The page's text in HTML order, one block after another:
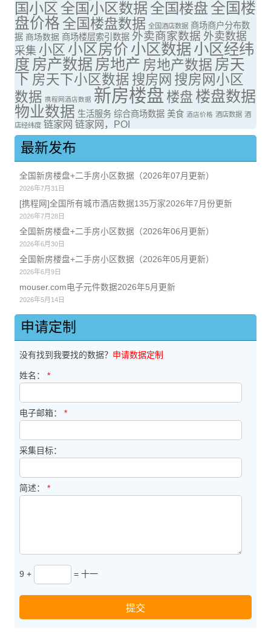
国小区 全国小区数据全国楼盘全国楼
盘价格 全国楼盘数据 全国酒店数据 商场商户分布数
据 商场数据 商场楼层索引数据 外卖商家数据 外卖数据
采集 小区 小区房价 小区数据小区经纬
度 房产数据 房地产 房地产数据 房天
下 房天下小区数据 搜房网 搜房网小区
数据 携程网酒店数据 新房楼盘 楼盘 楼盘数据
物业数据 生活服务 综合商场数据 美食 酒店价格 酒店数据 酒
店经纬度 链家网 链家网，POI
最新发布
全国新房楼盘+二手房小区数据（2026年07月更新）
2026年7月31日
[携程网]全国所有城市酒店数据135万家2026年7月份更新
2026年7月28日
全国新房楼盘+二手房小区数据（2026年06月更新）
2026年6月30日
全国新房楼盘+二手房小区数据（2026年05月更新）
2026年6月9日
mouser.com电子元件数据2026年5月更新
2026年5月14日
申请定制
没有找到我要找的数据？ 申请数据定制
姓名： *
电子邮箱： *
采集目标：
简述： *
9 + = 十一